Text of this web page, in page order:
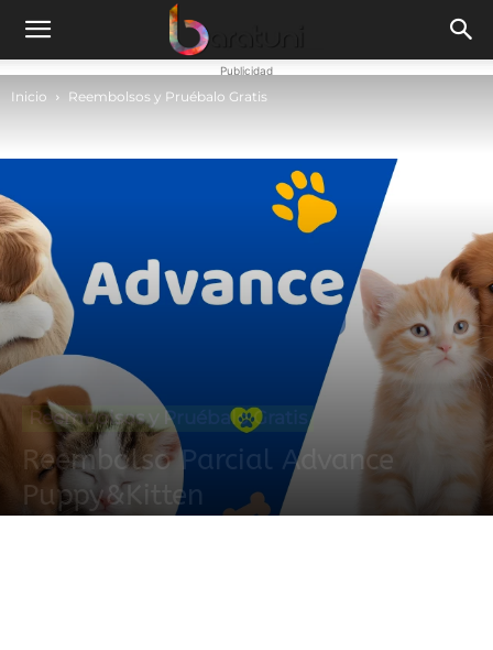
Publicidad
Inicio Reembolsos y Pruébalo Gratis
Reembolsos y Pruébalo Gratis
Reembolso Parcial Advance
Puppy&Kitten